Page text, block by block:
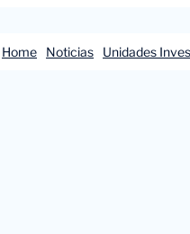
Home Noticias Unidades